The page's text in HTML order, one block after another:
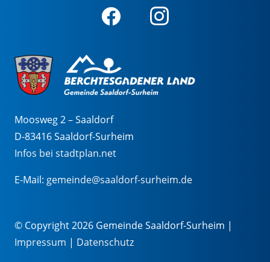
Moosweg 2 – Saaldorf
D-83416 Saaldorf-Surheim
Infos bei stadtplan.net
E-Mail: gemeinde@saaldorf-surheim.de
© Copyright 2026 Gemeinde Saaldorf-Surheim |
Impressum | Datenschutz